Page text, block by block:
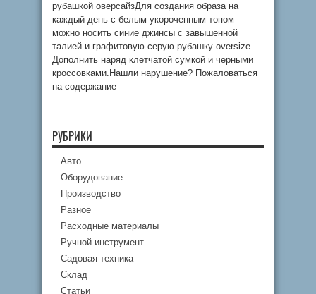
рубашкой оверсайзДля создания образа на
каждый день с белым укороченным топом
можно носить синие джинсы с завышенной
талией и графитовую серую рубашку oversize.
Дополнить наряд клетчатой ​​сумкой и черными
кроссовками.Нашли нарушение? Пожаловаться
на содержание
РУБРИКИ
Авто
Оборудование
Производство
Разное
Расходные материалы
Ручной инструмент
Садовая техника
Склад
Статьи